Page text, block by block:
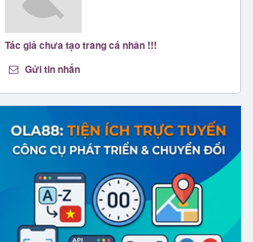
Tác giả chưa tạo trang cá nhân !!!
Gửi tin nhắn